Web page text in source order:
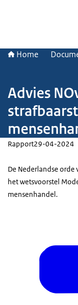
Home
Advies
Rapport29-04-2024
De Nederlandse orde
het wetsvoorstel
mensenhandel.